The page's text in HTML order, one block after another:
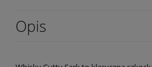
Opis